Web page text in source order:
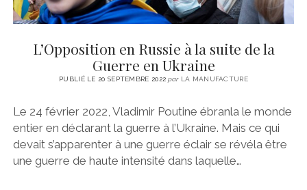
L’Opposition en Russie à la suite de la
Guerre en Ukraine
PUBLIÉ LE 20 SEPTEMBRE 2022parLA MANUFACTURE
Le 24 février 2022, Vladimir Poutine ébranla le monde
entier en déclarant la guerre à l’Ukraine. Mais ce qui
devait s’apparenter à une guerre éclair se révéla être
une guerre de haute intensité dans laquelle…